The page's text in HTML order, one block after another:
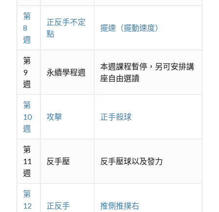
第
8
週
正反手不定
點
擺速（擺動速度）
第
9
週
永續學程週
本週課程暫停，另可安排講
座自由選讀
第
10
週
攻擊 正手殺球
第
11
週
反手壓 反手壓球以及發力
第
12
正反手 推側推撲右